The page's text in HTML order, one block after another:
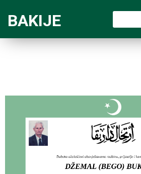
BAKIJE